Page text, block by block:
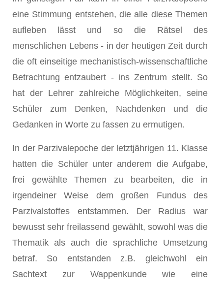
eine Stimmung entstehen, die alle diese Themen
aufleben lässt und so die Rätsel des
menschlichen Lebens - in der heutigen Zeit durch
die oft einseitige mechanistisch-wissenschaftliche
Betrachtung entzaubert - ins Zentrum stellt. So
hat der Lehrer zahlreiche Möglichkeiten, seine
Schüler zum Denken, Nachdenken und die
Gedanken in Worte zu fassen zu ermutigen.
In der Parzivalepoche der letztjährigen 11. Klasse
hatten die Schüler unter anderem die Aufgabe,
frei gewählte Themen zu bearbeiten, die in
irgendeiner Weise dem großen Fundus des
Parzivalstoffes entstammen. Der Radius war
bewusst sehr freilassend gewählt, sowohl was die
Thematik als auch die sprachliche Umsetzung
betraf. So entstanden z.B. gleichwohl ein
Sachtext zur Wappenkunde wie eine